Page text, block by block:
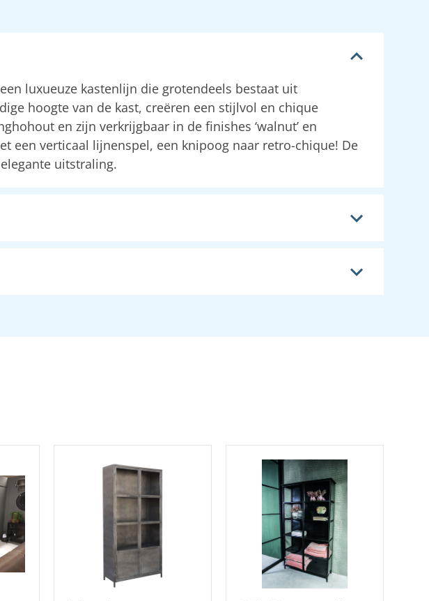
luxueuze kastenlijn die grotendeels bestaat uit
hoogte van de kast, creëren een stijlvol en chique
en zijn verkrijgbaar in de finishes ‘walnut’ en
een verticaal lijnenspel, een knipoog naar retro-chique! De
uitstraling.